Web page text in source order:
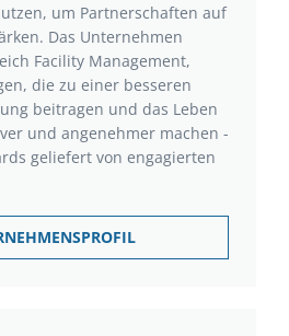
um Partnerschaften auf
Das Unternehmen
Facility Management,
die zu einer besseren
beitragen und das Leben
und angenehmer machen -
geliefert von engagierten